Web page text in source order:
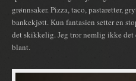
grønnsaker. Pizza, taco, pastaretter,
bankekjøtt. Kun fantasien setter en
det skikkelig. Jeg tror nemlig ikke
blant.